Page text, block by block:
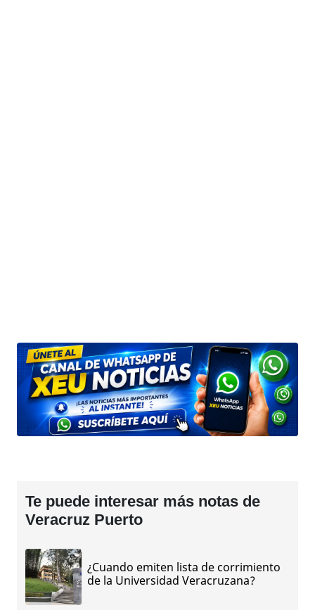
Te puede interesar más notas de
Veracruz Puerto
¿Cuando emiten lista de corrimiento
de la Universidad Veracruzana?